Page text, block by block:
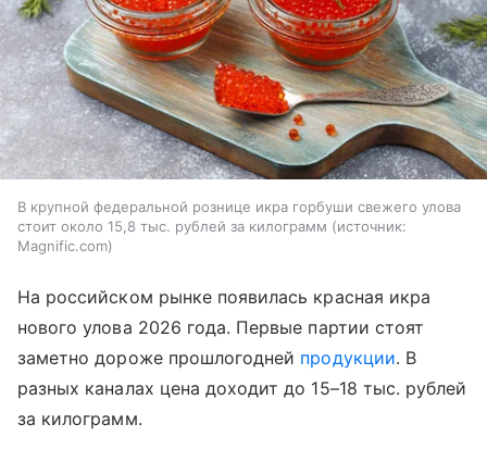
В крупной федеральной рознице икра горбуши свежего улова
стоит около 15,8 тыс. рублей за килограмм
источник:
Magnific.com
На российском рынке появилась красная икра
нового улова 2026 года. Первые партии стоят
заметно дороже прошлогодней продукции. В
разных каналах цена доходит до 15–18 тыс. рублей
за килограмм.